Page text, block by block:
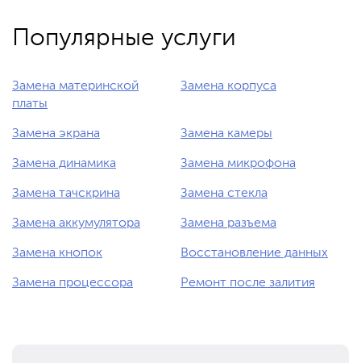
Популярные услуги
Замена материнской
платы
Замена корпуса
Замена экрана Замена камеры
Замена динамика Замена микрофона
Замена тачскрина Замена стекла
Замена аккумулятора Замена разъема
Замена кнопок Восстановление данных
Замена процессора Ремонт после залития